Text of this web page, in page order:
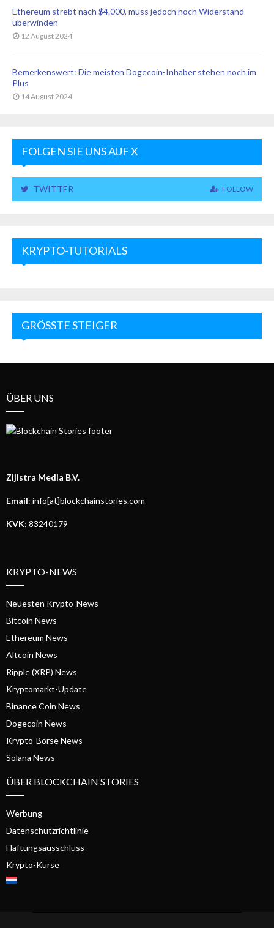
Ethereum strebt nach $4.000, muss jedoch noch Widerstand
überwinden
12 August 2024
Bemerkenswert: Die meisten Dogecoin-Inhaber stehen noch im
Plus
14 August 2024
FOLGEN SIE UNS AUF X
TWITTER FOLLOW
KRYPTO-TUTORIALS
GRÖSSTE STEIGER
ÜBER UNS
Zijlstra Media B.V.
Email: info[at]blockchainstories.com
KVK: 83240179
KRYPTO-NEWS
Neuesten Krypto-News
Bitcoin News
Ethereum News
Altcoin News
Ripple (XRP) News
Kryptomarkt-Update
Binance Coin News
Dogecoin News
Krypto-Börse News
Solana News
ÜBER BLOCKCHAIN STORIES
Werbung
Datenschutzrichtlinie
Haftungsausschluss
Krypto-Kurse